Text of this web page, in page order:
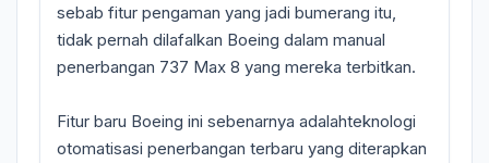
sebab fitur pengaman yang jadi bumerang itu,
tidak pernah dilafalkan Boeing dalam manual
penerbangan 737 Max 8 yang mereka terbitkan.
Fitur baru Boeing ini sebenarnya adalahteknologi
otomatisasi penerbangan terbaru yang diterapkan